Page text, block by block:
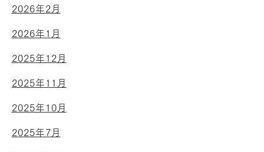
2026年2月
2026年1月
2025年12月
2025年11月
2025年10月
2025年7月